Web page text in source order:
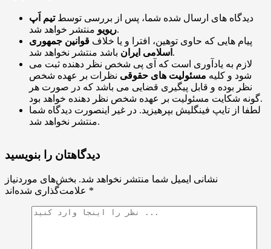
دیدگاه های ارسال شده شما، پس از بررسی توسطتیم اَپ
ریویومنتشر خواهد شد.
پیام هایی که حاوی توهین، افترا و یا خلاف قوانین جمهوری
اسلامی ایران باشد منتشر نخواهد شد.
لازم به یادآوری است که آی پی شخص نظر دهنده ثبت می
شود و کلیه مسئولیت های حقوقی نظرات بر عهده شخص
نظر بوده و قابل پیگیری قضایی می باشد که در صورت هر
گونه شکایت مسئولیت بر عهده شخص نظر دهنده خواهد بود.
لطفا از تایپ فینگلیش بپرهیزید. در غیر اینصورت دیدگاه شما
منتشر نخواهد شد.
دیدگاهتان را بنویسید
نشانی ایمیل شما منتشر نخواهد شد. بخش‌های موردنیاز
*